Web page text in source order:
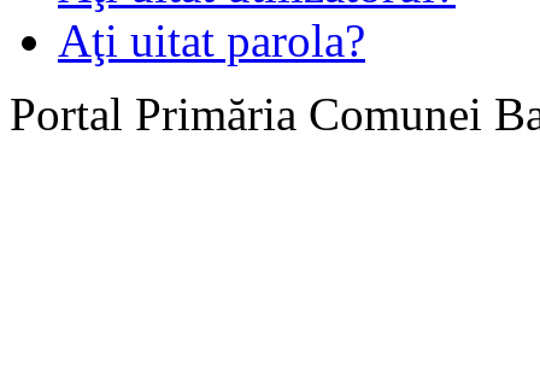
Aţi uitat parola?
Portal Primăria Comunei